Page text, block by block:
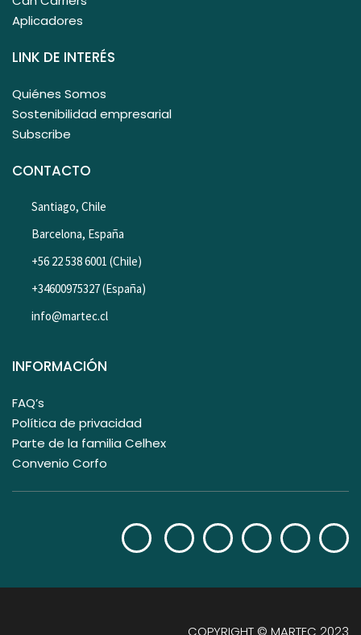
Aplicadores
LINK DE INTERÉS
Quiénes Somos
Sostenibilidad empresarial
Subscribe
CONTACTO
Santiago, Chile
Barcelona, España
+56 22 538 6001 (Chile)
+34600975327 (España)
info@martec.cl
INFORMACIÓN
FAQ’s
Política de privacidad
Parte de la familia Celhex
Convenio Corfo